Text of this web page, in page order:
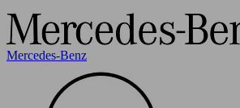
Mercedes-Benz